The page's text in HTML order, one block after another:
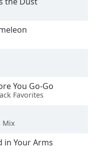
You Go-Go
Favorites
Mix
in Your Arms